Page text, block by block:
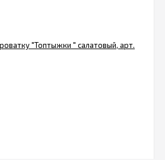
"Топтыжки " салатовый, арт.